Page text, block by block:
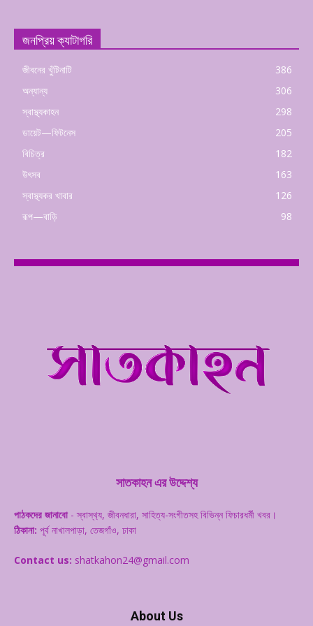
জনপ্রিয় ক্যাটাগরি
জীবনের খুঁটিনাটি
386
অন্যান্য
306
স্বাস্থ্যকাহন
298
ডায়েট—ফিটনেস
205
বিচিত্র
182
উৎসব
163
স্বাস্থ্যকর খাবার
126
রূপ—বাড়ি
98
সাতকাহন এর উদ্দেশ্য
পাঠকদের জানাবো - স্বাস্থ‌্য, জীবনধারা, সাহিত্য-সংগীতসহ বিভিন্ন ফিচারধর্মী খবর।
ঠিকানা: পূর্ব নাখালপাড়া, তেজগাঁও, ঢাকা
Contact us: shatkahon24@gmail.com
About Us